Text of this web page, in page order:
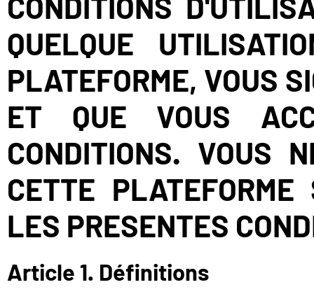
QUELQUE
PLATEFORME, VOUS
ET QUE VOUS
CONDITIONS. VOUS
CETTE
LES PRESENTES
Article 1. Définitions